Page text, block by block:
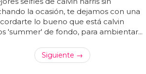
la ocasión, te dejamos con una
lo bueno que está calvin
'summer' de fondo, para ambientar...
Siguiente →